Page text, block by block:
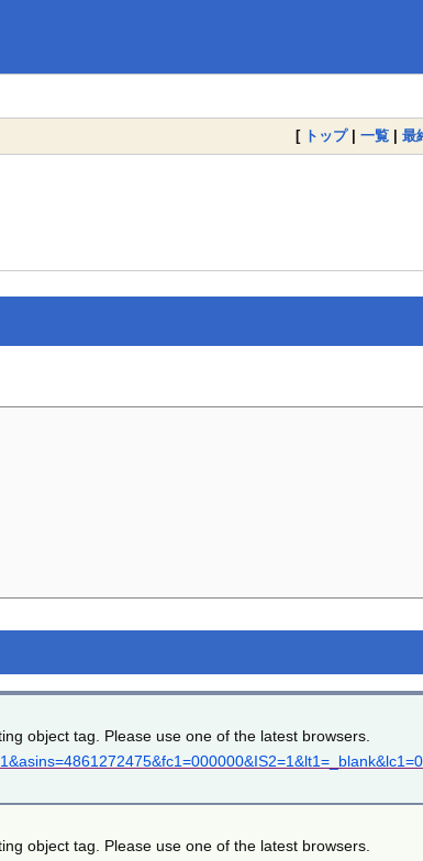
[ トップ| 一覧 | 最
object tag. Please use one of the latest browsers.
object tag. Please use one of the latest browsers.